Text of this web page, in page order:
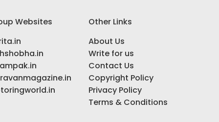
Websites
Other Links
About Us
Write for us
Contact Us
Copyright Policy
Privacy Policy
Terms & Conditions